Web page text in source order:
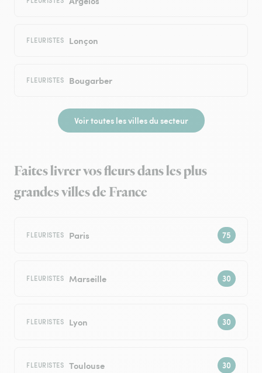
FLEURISTES Lonçon
FLEURISTES Bougarber
Voir toutes les villes du secteur
Faites livrer vos fleurs dans les plus
grandes villes de France
FLEURISTES Paris
FLEURISTES Marseille
FLEURISTES Lyon
FLEURISTES Toulouse